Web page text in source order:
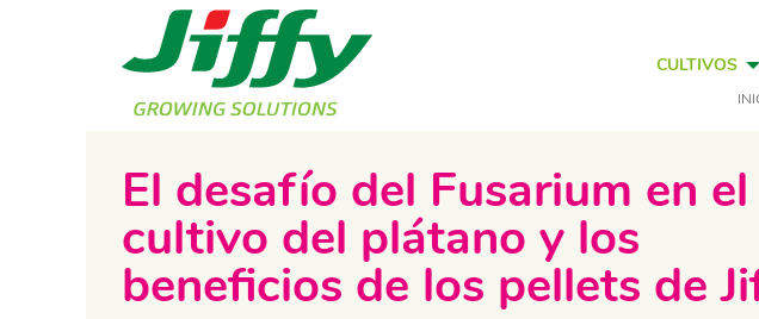
CULTIVOS
El desafío del Fusarium en el
cultivo del plátano y los
beneficios de los pellets de